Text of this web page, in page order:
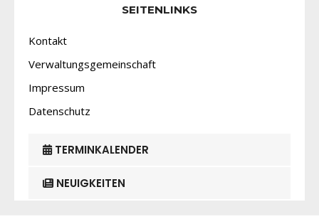
SEITENLINKS
Kontakt
Verwaltungsgemeinschaft
Impressum
Datenschutz
TERMINKALENDER
NEUIGKEITEN